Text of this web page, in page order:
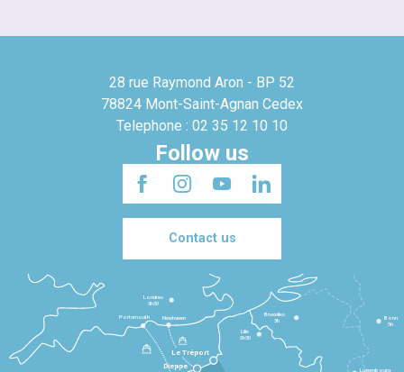
28 rue Raymond Aron - BP 52
78824 Mont-Saint-Agnan Cedex
Telephone : 02 35 12 10 10
Follow us
Contact us
Dieppe
Le Tréport
Lille
2h30
Bruxelles
3h
Londres
3h30
Newhaven
Portsmouth
Bonn
5h
Luxembourg